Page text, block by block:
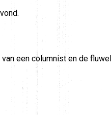
een columnist en de